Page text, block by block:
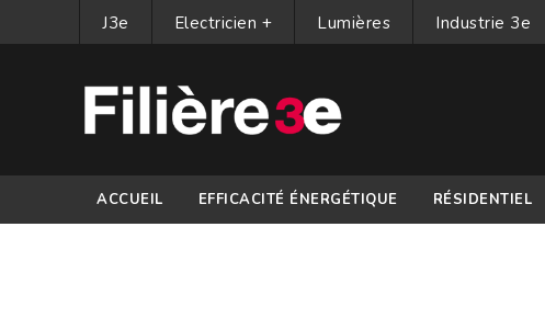
J3e Electricien + Lumières Industrie 3e
ACCUEIL EFFICACITÉ ÉNERGÉTIQUE RÉSIDENTIEL